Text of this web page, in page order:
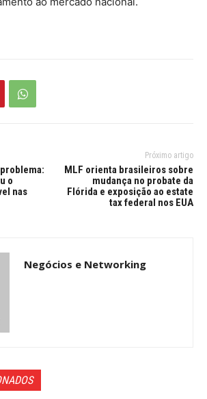
o
nas
Próximo artigo
MLF orienta brasileiros sobre
mudança no probate da
Flórida e exposição ao estate
tax federal nos EUA
Negócios e Networking